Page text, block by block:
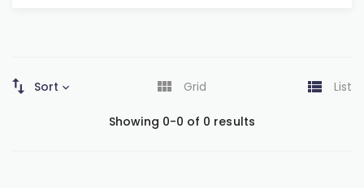
Sort Grid List
Showing 0-0 of 0 results